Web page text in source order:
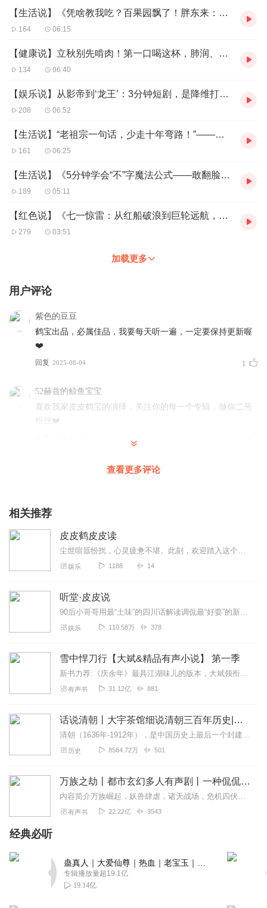
【生活说】《凭啥教我吃？百果园飘了！胖东来：爷，500委屈奖到账》
164 06:15
【健康说】立秋别先啃肉！第一口喝这杯，肺润、膘崩、人开挂！
134 06:40
【娱乐说】从影帝到‘龙王’：3分钟短剧，是降维打击还是片酬跳楼现场？！
208 06:52
【生活说】“老祖宗一句话，少走十年弯路！”——国学暴击，让你职场、爱情、社交开挂
161 06:25
【生活说】《5分钟学会“不”字魔法公式——敢翻脸的人，才拥有自己的人生！》
189 05:11
【红色说】《七一惊雷：从红船破浪到巨轮远航，初心如何点亮中国？》
279 03:51
加载更多
用户评论
紫色的豆豆
鹤宝出品，必属佳品，我要每天听一遍，一定要保持更新喔
❤️
回复 2025-08-04 1
52赫兹的鲸鱼宝宝
喜欢我家皮皮鹤宝的演绎，关注你的每一个专辑，做你二号
粉丝❤️
回复
书斋里的白先生
主播声音很好听，故事讲的也很好，我非常喜欢。加油！
鹤鹤主播声音甜美多变，每一声都能苏到骨子里，来听来
听！
时光浅巷下
你的声线藏着星河，照亮了蚊子最幽微的角落，也触动了我
2025-07-30
lively6688
2025-07-27 0
天上落下的流星花园
主播声音很好听，播读内容也非常丰富，期待更多好的作品
浮萍记事
主播的声音真好听，很温暖人心呀，主题也很棒。期待主播
查看更多评论
相关推荐
皮皮鹤皮皮读
尘世喧嚣纷扰，心灵疲惫不堪。此刻，欢迎踏入这个治愈美文专辑，它会宛如一汪清泉，静静流淌在你的心间，为你拂去生活的尘埃，带来心灵的慰藉与力量。每一部精选的美文或如...
娱乐 1188 14
听堂·皮皮说
90后小哥哥用最“土味”的四川话解读调侃最“好耍”的新闻。新浪微博@一只狗皮皮欢迎来撩！栏目介绍：每周一三五下午5点半皮皮准时陪你聊“噻话”更多的优质声音...
娱乐 110.58万 378
雪中悍刀行【大斌&精品有声小说】 第一季
新书力荐:《庆余年》最具江湖味儿的版本，大斌领衔播讲点击进入【内容简介】有个白狐儿脸，佩双刀绣冬春雷，要做那天下第一。湖底有白发老魁爱吃荤。缺门牙老仆背剑匣。山...
有声书 31.12亿 881
话说清朝丨大宇茶馆细说清朝三百年历史|从努尔哈赤到末代皇帝溥仪|康熙雍正乾隆
清朝（1636年-1912年），是中国历史上最后一个封建王朝，共传十二帝，统治者为爱新觉罗氏。从努尔哈赤建立后金起，总计296年。从皇太极改国号为清起，国祚27...
历史 8584.72万 501
万族之劫丨都市玄幻多人有声剧丨一种侃侃｜VIP免费有声小说
内容简介万族崛起，妖兽肆虐，诸天战场，危机四伏……这本就不太平的世界，此刻更是暗藏汹涌。苏宇肩负族人使命，不得不挺身而出，而他要如何披荆斩棘、冲锋陷阵？原来，他...
有声书 22.22亿 3543
经典必听
专辑播放量超19.1亿
19.14亿